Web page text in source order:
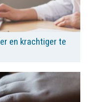
en krachtiger te